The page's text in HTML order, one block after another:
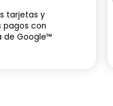
tarjetas y
pagos con
de Google™